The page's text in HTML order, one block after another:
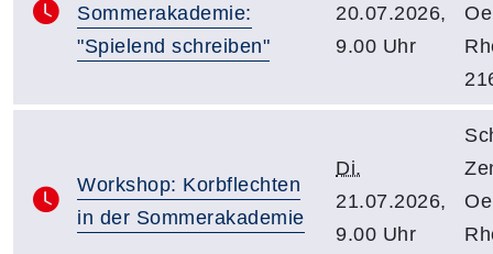
Sommerakademie:
"Spielend schreiben"
20.07.2026,
9.00 Uhr
Workshop: Korbflechten
in der Sommerakademie
Di.
21.07.2026,
9.00 Uhr